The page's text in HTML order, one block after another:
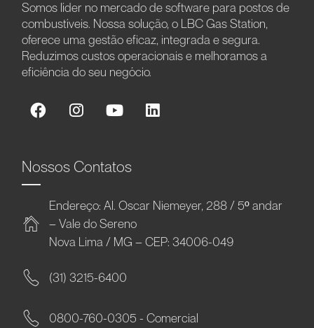
Somos líder no mercado de software para postos de
combustíveis. Nossa solução, o LBC Gas Station,
oferece uma gestão eficaz, integrada e segura.
Reduzimos custos operacionais e melhoramos a
eficiência do seu negócio.
Nossos Contatos
Endereço: Al. Oscar Niemeyer, 288 / 5º andar
– Vale do Sereno
Nova Lima / MG – CEP: 34006-049
(31) 3215-6400
0800-760-0305 - Comercial